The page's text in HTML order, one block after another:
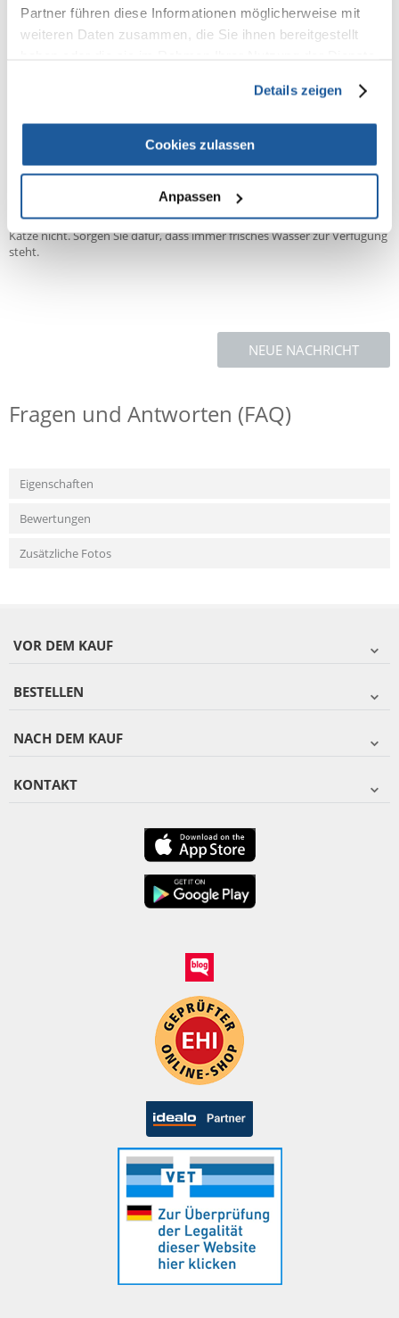
Partner führen diese Informationen möglicherweise mit
weiteren Daten zusammen, die Sie ihnen bereitgestellt
Details zeigen
Cookies zulassen
Anpassen
Nahrungsergänzungsmittel:
Kalziumjodat wasserfrei: 0,28; Kupfersulfat-Pentahydrat: 2,5;
Fütterungsempfehlungen:
Eine erwachsene Katze mit einem Durchschnittsgewicht von 4 kg sollte
etwa 3 Dosen pro Tag fressen, aufgeteilt auf mindestens zwei
Mahlzeiten. Füttern Sie bei Zimmertemperatur. Überfüttern Sie Ihre
Katze nicht. Sorgen Sie dafür, dass immer frisches Wasser zur Verfügung
steht.
NEUE NACHRICHT
Fragen und Antworten (FAQ)
Eigenschaften
Bewertungen
Zusätzliche Fotos
VOR DEM KAUF
BESTELLEN
NACH DEM KAUF
KONTAKT